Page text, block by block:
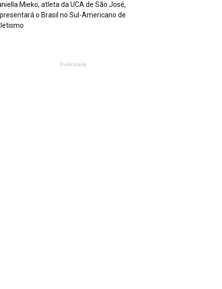
Mieko, atleta da UCA de São José,
o Brasil no Sul-Americano de
Publicidade